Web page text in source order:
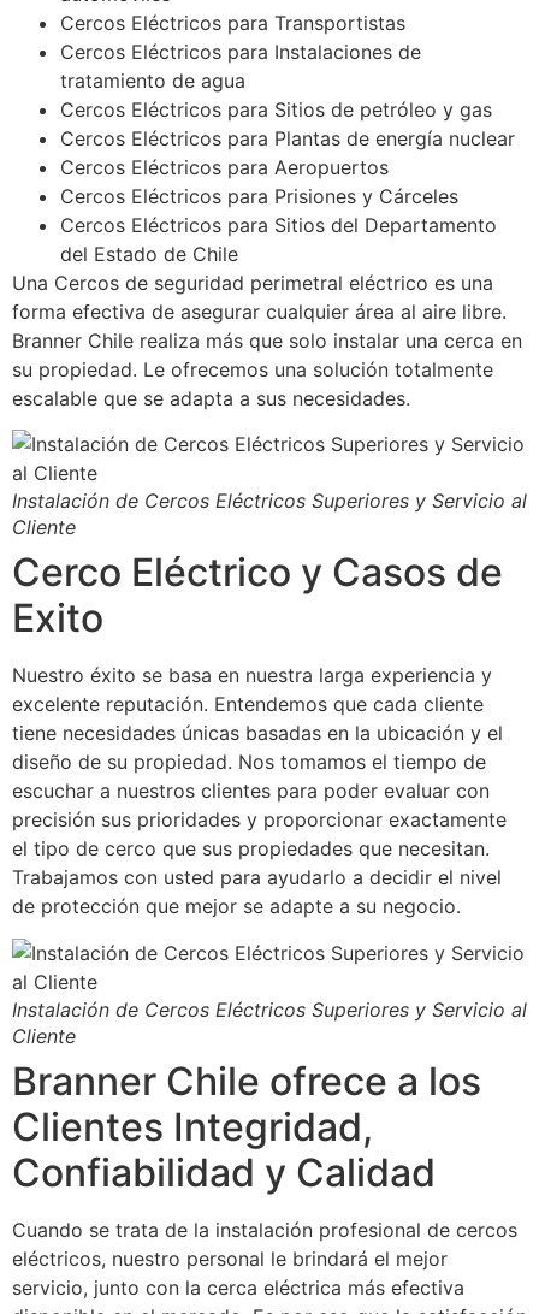
Cercos Eléctricos para Transportistas
Cercos Eléctricos para Instalaciones de
tratamiento de agua
Cercos Eléctricos para Sitios de petróleo y gas
Cercos Eléctricos para Plantas de energía nuclear
Cercos Eléctricos para Aeropuertos
Cercos Eléctricos para Prisiones y Cárceles
Cercos Eléctricos para Sitios del Departamento
del Estado de Chile
Una Cercos de seguridad perimetral eléctrico es una
forma efectiva de asegurar cualquier área al aire libre.
Branner Chile realiza más que solo instalar una cerca en
su propiedad. Le ofrecemos una solución totalmente
escalable que se adapta a sus necesidades.
Instalación de Cercos Eléctricos Superiores y Servicio al
Cliente
Cerco Eléctrico y Casos de
Exito
Nuestro éxito se basa en nuestra larga experiencia y
excelente reputación. Entendemos que cada cliente
tiene necesidades únicas basadas en la ubicación y el
diseño de su propiedad. Nos tomamos el tiempo de
escuchar a nuestros clientes para poder evaluar con
precisión sus prioridades y proporcionar exactamente
el tipo de cerco que sus propiedades que necesitan.
Trabajamos con usted para ayudarlo a decidir el nivel
de protección que mejor se adapte a su negocio.
Instalación de Cercos Eléctricos Superiores y Servicio al
Cliente
Branner Chile ofrece a los
Clientes Integridad,
Confiabilidad y Calidad
Cuando se trata de la instalación profesional de cercos
eléctricos, nuestro personal le brindará el mejor
servicio, junto con la cerca eléctrica más efectiva